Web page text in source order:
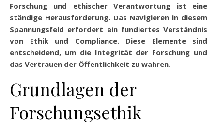
Forschung und ethischer Verantwortung ist eine
ständige Herausforderung. Das Navigieren in diesem
Spannungsfeld erfordert ein fundiertes Verständnis
von Ethik und Compliance. Diese Elemente sind
entscheidend, um die Integrität der Forschung und
das Vertrauen der Öffentlichkeit zu wahren.
Grundlagen der
Forschungsethik